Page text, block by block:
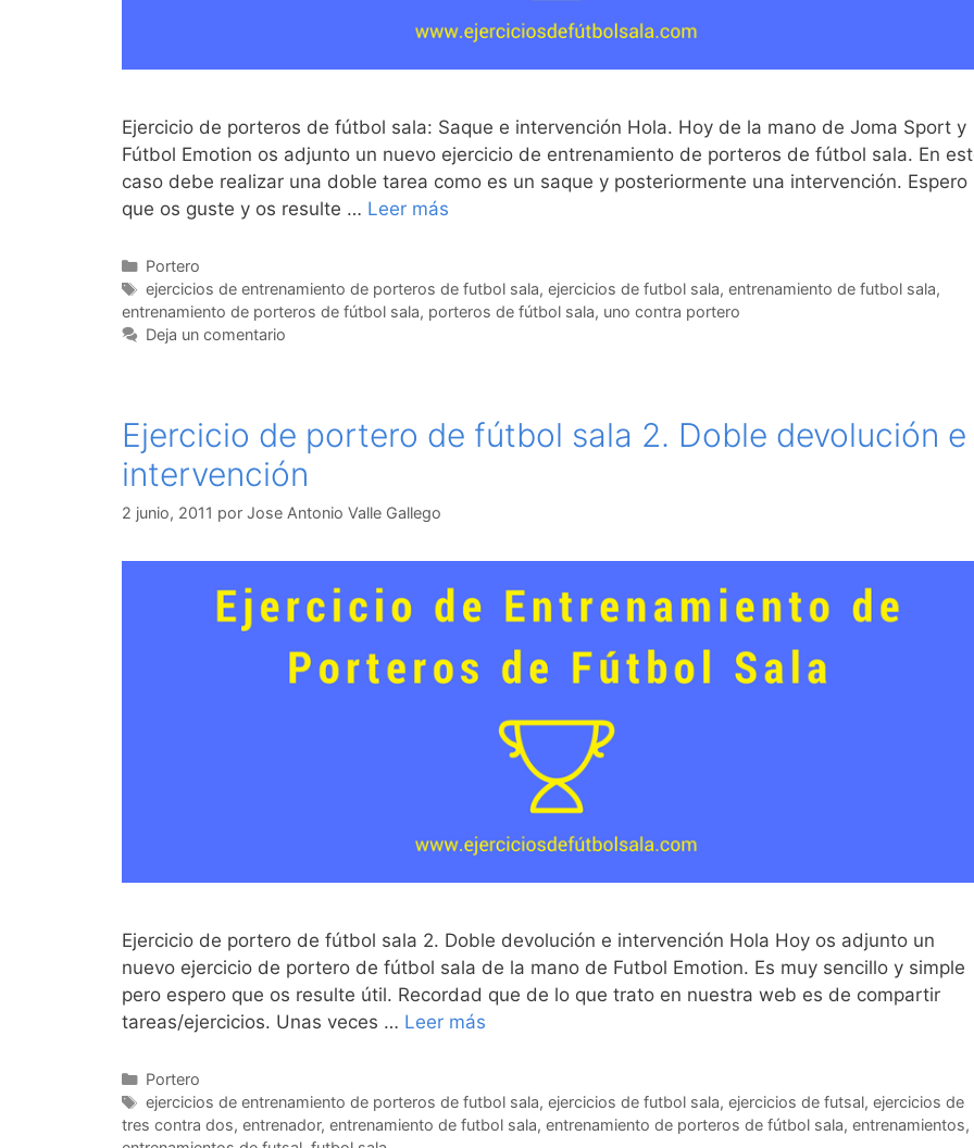
Ejercicio de porteros de fútbol sala: Saque e intervención Hola. Hoy de la mano de Joma Sport y
Fútbol Emotion os adjunto un nuevo ejercicio de entrenamiento de porteros de fútbol sala. En
caso debe realizar una doble tarea como es un saque y posteriormente una intervención. Espero
que os guste y os resulte … Leer más
Categorías
Portero
Etiquetas
ejercicios de entrenamiento de porteros de futbol sala, ejercicios de futbol sala, entrenamiento de futbol sala,
entrenamiento de porteros de fútbol sala, porteros de fútbol sala, uno contra portero
Deja un comentario
Ejercicio de portero de fútbol sala 2. Doble devolución e
intervención
2 junio, 2011 por Jose Antonio Valle Gallego
Ejercicio de portero de fútbol sala 2. Doble devolución e intervención Hola Hoy os adjunto un
nuevo ejercicio de portero de fútbol sala de la mano de Futbol Emotion. Es muy sencillo y simple
pero espero que os resulte útil. Recordad que de lo que trato en nuestra web es de compartir
tareas/ejercicios. Unas veces … Leer más
Categorías
Portero
Etiquetas
ejercicios de entrenamiento de porteros de futbol sala, ejercicios de futbol sala, ejercicios de futsal, ejercicios de
tres contra dos, entrenador, entrenamiento de futbol sala, entrenamiento de porteros de fútbol sala, entrenamientos,